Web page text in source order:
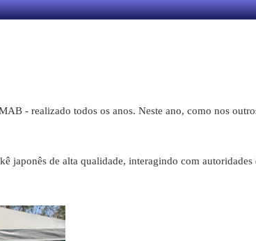
realizado todos os anos. Neste ano, como nos
de alta qualidade, interagindo com autoridades